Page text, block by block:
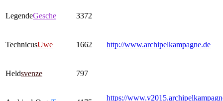
LegendeGesche 3372
TechnicusUwe 1662 http://www.archipelkampagne.de
Heldsvenze 797
https://